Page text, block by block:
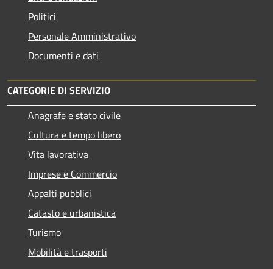
Politici
Personale Amministrativo
Documenti e dati
CATEGORIE DI SERVIZIO
Anagrafe e stato civile
Cultura e tempo libero
Vita lavorativa
Imprese e Commercio
Appalti pubblici
Catasto e urbanistica
Turismo
Mobilità e trasporti